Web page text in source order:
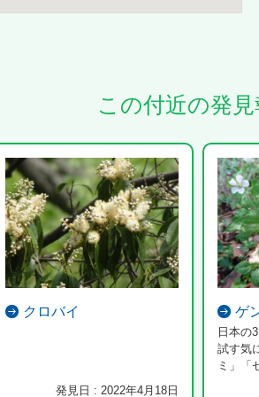
この付近の発
クロバイ
発見日 : 2022年4月18日
ゲ
日本の
試す気
ミ」「